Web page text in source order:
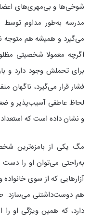
شوخی‌ها و بی‌مهری‌های
مدرسه به‌طور مداوم توسط
می‌گیرد و همیشه هم متوجه
اگرچه معمولا شخصیتی
برای تحملش وجود دارد و
فشار قرار می‌گیرد، ناگهان
لحاظ عاطفی آسیب‌پذیر و
و نشان داده است که
مگ یکی از بامزه‌ترین
به‌راحتی می‌توان او را
آزارهایی که از سوی خانواده
هم دوست‌داشتنی می‌سازد.
دارد، که همین ویژگی او